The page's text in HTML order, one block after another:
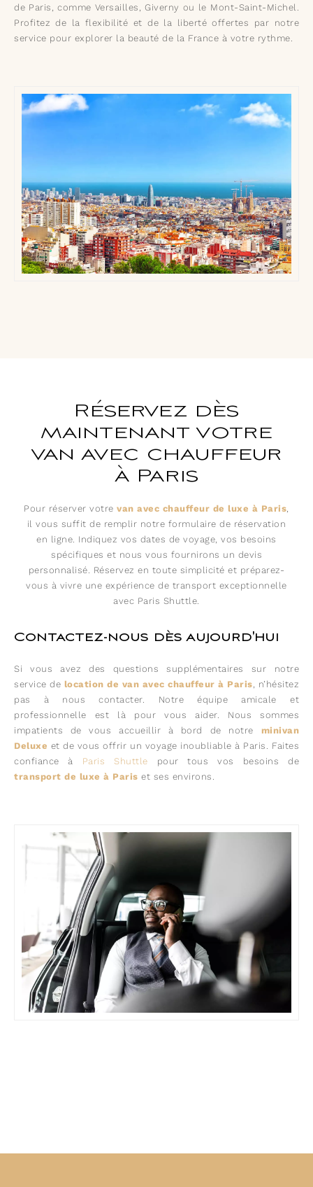
de Paris, comme Versailles, Giverny ou le Mont-Saint-Michel.
Profitez de la flexibilité et de la liberté offertes par notre
service pour explorer la beauté de la France à votre rythme.
Réservez dès
maintenant votre
van avec chauffeur
à Paris
Pour réserver votrevan avec chauffeur de luxe à Paris,
il vous suffit de remplir notre formulaire de réservation
en ligne. Indiquez vos dates de voyage, vos besoins
spécifiques et nous vous fournirons un devis
personnalisé. Réservez en toute simplicité et préparez-
vous à vivre une expérience de transport exceptionnelle
avec Paris Shuttle.
Contactez-nous dès aujourd'hui
Si vous avez des questions supplémentaires sur notre
service de location de van avec chauffeur à Paris, n’hésitez
pas à nous contacter. Notre équipe amicale et
professionnelle est là pour vous aider. Nous sommes
impatients de vous accueillir à bord de notre minivan
Deluxe et de vous offrir un voyage inoubliable à Paris. Faites
confiance à Paris Shuttle pour tous vos besoins de
transport de luxe à Paris et ses environs.